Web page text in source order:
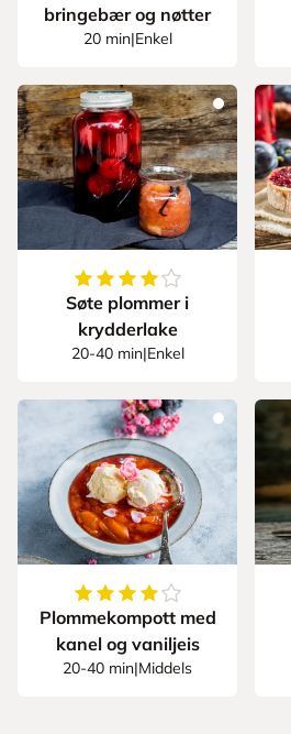
bringebær og nøtter
20 min|Enkel
4.666666666666667
Søte plommer i
krydderlake
20-40 min|Enkel
4.666666666666667
Plommekompott med
kanel og vaniljeis
20-40 min|Middels